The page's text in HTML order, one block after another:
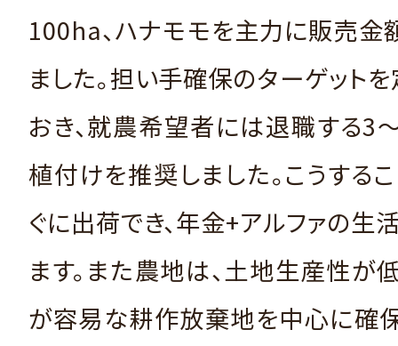
100ha、ハナモモを主力に販売金
ました。担い手確保のターゲット
おき、就農希望者には退職する3
植付けを推奨しました。こうする
ぐに出荷でき、年金+アルファの生
ます。また農地は、土地生産性が
が容易な耕作放棄地を中心に確